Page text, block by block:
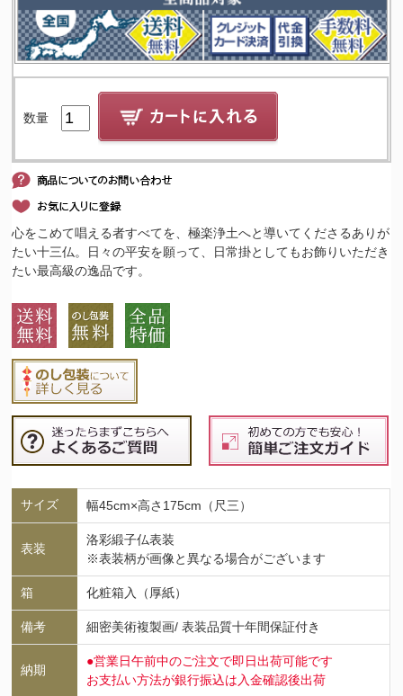
数量
心をこめて唱える者すべてを、極楽浄土へと導いてくださるありが
たい十三仏。日々の平安を願って、日常掛としてもお飾りいただき
たい最高級の逸品です。
サイズ 幅45cm×高さ175cm（尺三）
表装
洛彩緞子仏表装
※表装柄が画像と異なる場合がございます
箱 化粧箱入（厚紙）
備考 細密美術複製画/ 表装品質十年間保証付き
納期
●営業日午前中のご注文で即日出荷可能です
お支払い方法が銀行振込は入金確認後出荷